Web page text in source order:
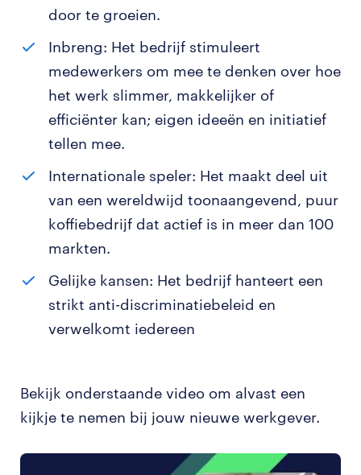
door te groeien.
Inbreng: Het bedrijf stimuleert
medewerkers om mee te denken over hoe
het werk slimmer, makkelijker of
efficiënter kan; eigen ideeën en initiatief
tellen mee.
Internationale speler: Het maakt deel uit
van een wereldwijd toonaangevend, puur
koffiebedrijf dat actief is in meer dan 100
markten.
Gelijke kansen: Het bedrijf hanteert een
strikt anti-discriminatiebeleid en
verwelkomt iedereen
Bekijk onderstaande video om alvast een
kijkje te nemen bij jouw nieuwe werkgever.